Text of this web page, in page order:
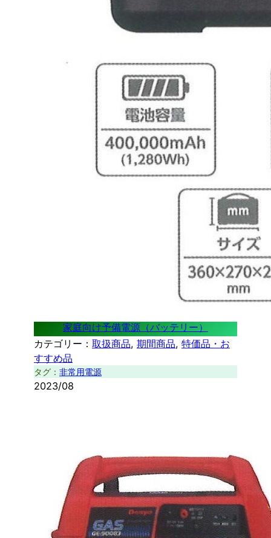
家庭向け予備電源（バッテリー）
カテゴリー： 取扱商品, 期間商品, 特価品・お
すすめ品
タグ： 非常用電源
2023/08